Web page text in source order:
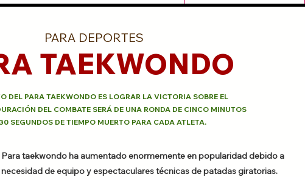
PARA DEPORTES
TAEKWONDO
DEL PARA TAEKWONDO ES LOGRAR LA VICTORIA SOBRE EL
DEL COMBATE SERÁ DE UNA RONDA DE CINCO MINUTOS
SEGUNDOS DE TIEMPO MUERTO PARA CADA ATLETA.
taekwondo ha aumentado enormemente en popularidad debido a
de equipo y espectaculares técnicas de patadas giratorias.